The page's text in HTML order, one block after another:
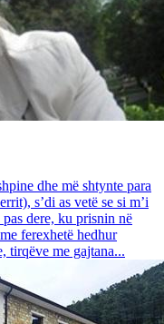
dhe më shtynte para
s’di as vetë se si m’i
dere, ku prisnin në
ferexhetë hedhur
tirqëve me gajtana...